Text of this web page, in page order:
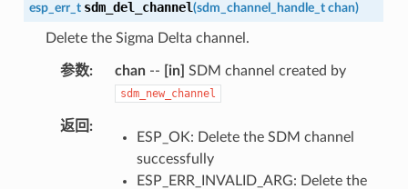
esp_err_t sdm_del_channel(sdm_channel_handle_t chan)
Delete the Sigma Delta channel.
参数 chan-- [in] SDM channel created by
sdm_new_channel
返回
ESP_OK: Delete the SDM channel
successfully
ESP_ERR_INVALID_ARG: Delete the